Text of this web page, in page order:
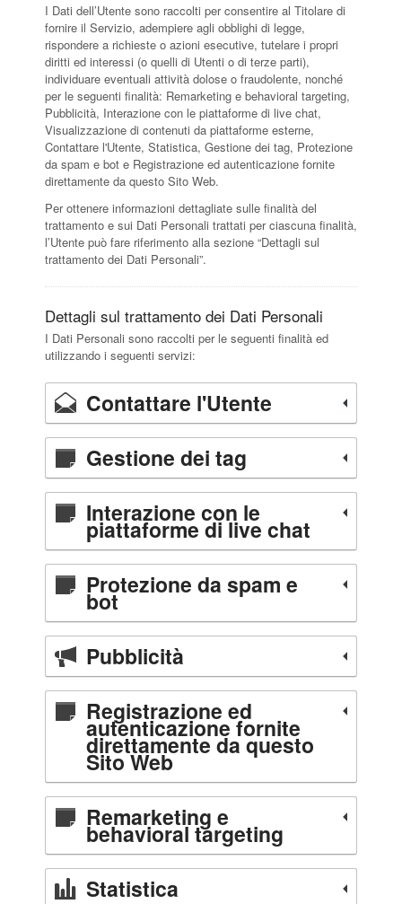
I Dati dell’Utente sono raccolti per consentire al Titolare di
fornire il Servizio, adempiere agli obblighi di legge,
rispondere a richieste o azioni esecutive, tutelare i propri
diritti ed interessi (o quelli di Utenti o di terze parti),
individuare eventuali attività dolose o fraudolente, nonché
per le seguenti finalità: Remarketing e behavioral targeting,
Pubblicità, Interazione con le piattaforme di live chat,
Visualizzazione di contenuti da piattaforme esterne,
Contattare l'Utente, Statistica, Gestione dei tag, Protezione
da spam e bot e Registrazione ed autenticazione fornite
direttamente da questo Sito Web.
Per ottenere informazioni dettagliate sulle finalità del
trattamento e sui Dati Personali trattati per ciascuna finalità,
l’Utente può fare riferimento alla sezione “Dettagli sul
trattamento dei Dati Personali”.
Dettagli sul trattamento dei Dati Personali
I Dati Personali sono raccolti per le seguenti finalità ed
utilizzando i seguenti servizi:
Contattare l'Utente
Gestione dei tag
Interazione con le
piattaforme di live chat
Protezione da spam e
bot
Pubblicità
Registrazione ed
autenticazione fornite
direttamente da questo
Sito Web
Remarketing e
behavioral targeting
Statistica